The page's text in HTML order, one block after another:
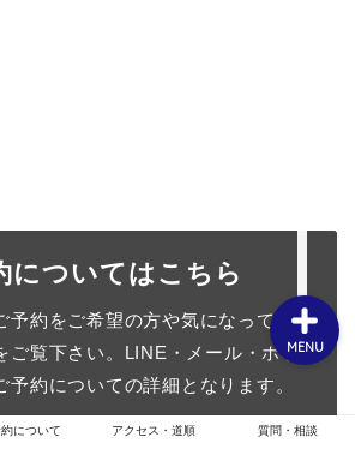
についてはこちら
予約をご希望の方や気になって頂
ご覧下さい。LINE・メール・ホッ
予約についての詳細となります。
約について アクセス・道順 質問・相談
MENU